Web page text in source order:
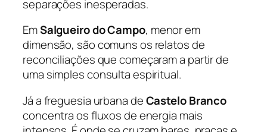
separações inesperadas.
EmSalgueiro do Campo, menor em
dimensão, são comuns os relatos de
reconciliações que começaram a partir de
uma simples consulta espiritual.
Já a freguesia urbana deCastelo Branco
concentra os fluxos de energia mais